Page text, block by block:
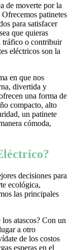
de moverte por la
patinetes
para satisfacer
que quieras
tráfico o contribuir
eléctricos son la
en que nos
divertida y
una forma de
compacto, alto
un patinete
cómoda,
decisiones para
ecológica,
las principales
atascos? Con un
a otro
de los costos
esperas en el